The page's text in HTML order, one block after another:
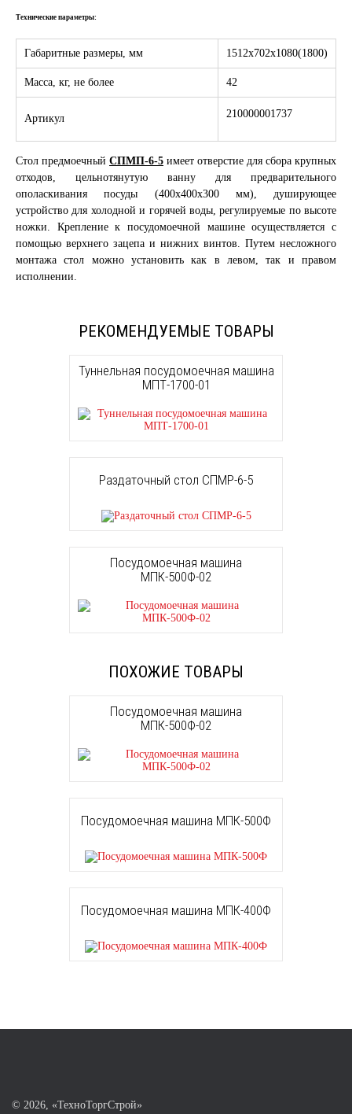
Технические параметры:
Габаритные размеры, мм 1512х702х1080(1800)
Масса, кг, не более 42
Артикул 210000001737
Стол предмоечный СПМП-6-5 имеет отверстие для сбора крупных
отходов, цельнотянутую ванну для предварительного
ополаскивания посуды (400х400х300 мм), душирующее
устройство для холодной и горячей воды, регулируемые по высоте
ножки. Крепление к посудомоечной машине осуществляется с
помощью верхнего зацепа и нижних винтов. Путем несложного
монтажа стол можно установить как в левом, так и правом
исполнении.
РЕКОМЕНДУЕМЫЕ ТОВАРЫ
Туннельная посудомоечная машина
МПТ-1700-01
Раздаточный стол СПМР-6-5
Посудомоечная машина
МПК-500Ф-02
ПОХОЖИЕ ТОВАРЫ
Посудомоечная машина
МПК-500Ф-02
Посудомоечная машина МПК-500Ф
Посудомоечная машина МПК-400Ф
© 2026, «ТехноТоргСтрой»